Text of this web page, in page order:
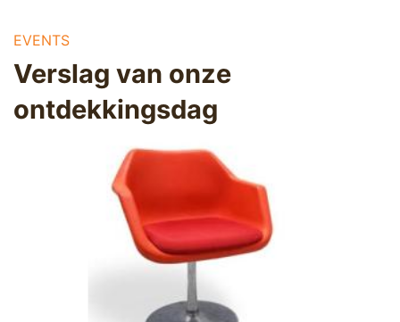
EVENTS
Verslag van onze
ontdekkingsdag